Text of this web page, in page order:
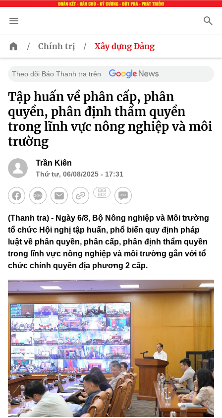
/ Chính trị / Xây dựng Đảng
Theo dõi Báo Thanh tra trên
Tập huấn về phân cấp, phân
quyền, phân định thẩm quyền
trong lĩnh vực nông nghiệp và môi
trường
Trần Kiên
Thứ tư, 06/08/2025 - 17:31
(Thanh tra) - Ngày 6/8, Bộ Nông nghiệp và Môi trường
tổ chức Hội nghị tập huấn, phổ biến quy định pháp
luật về phân quyền, phân cấp, phân định thẩm quyền
trong lĩnh vực nông nghiệp và môi trường gắn với tổ
chức chính quyền địa phương 2 cấp.